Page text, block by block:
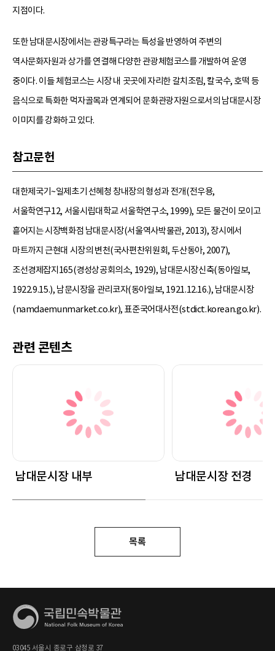
지점이다.
또한 남대문시장에서는 관광특구라는 특성을 반영하여 주변의
역사문화자원과 상가를 연결해 다양한 관광체험코스를 개발하여 운영
중이다. 이들 체험코스는 시장 내 곳곳에 자리한 갈치조림, 칼국수, 호떡 등
음식으로 특화한 먹자골목과 연계되어 문화관광자원으로서의 남대문시장
이미지를 강화하고 있다.
참고문헌
대한제국기~일제초기 선혜청 창내장의 형성과 전개(전우용,
서울학연구12, 서울시립대학교 서울학연구소, 1999), 모든 물건이 모이고
흩어지는 시장백화점 남대문시장(서울역사박물관, 2013), 장시에서
마트까지 근현대 시장의 변천(국사편찬위원회, 두산동아, 2007),
조선경제잡지165(경성상공회의소, 1929), 남대문시장신축(동아일보,
1922.9.15.), 남문시장을 관리코자(동아일보, 1921.12.16.), 남대문시장
(namdaemunmarket.co.kr), 표준국어대사전(stdict.korean.go.kr).
관련 콘텐츠
남대문시장 내부 남대문시장 전경
목록
03045 서울시 종로구 삼청로 37